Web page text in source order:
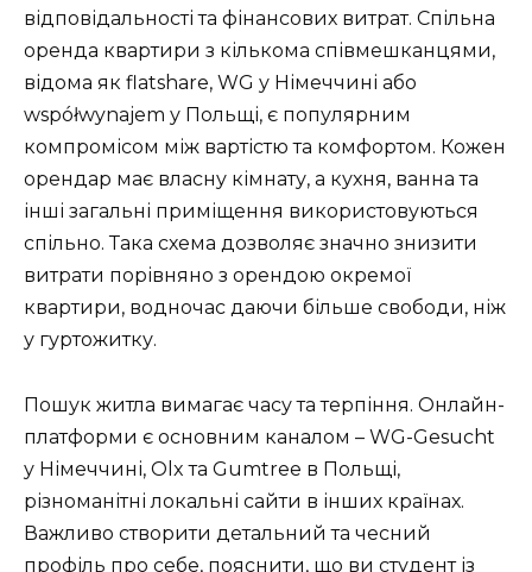
відповідальності та фінансових витрат. Спільна
оренда квартири з кількома співмешканцями,
відома як flatshare, WG у Німеччині або
współwynajem у Польщі, є популярним
компромісом між вартістю та комфортом. Кожен
орендар має власну кімнату, а кухня, ванна та
інші загальні приміщення використовуються
спільно. Така схема дозволяє значно знизити
витрати порівняно з орендою окремої
квартири, водночас даючи більше свободи, ніж
у гуртожитку.
Пошук житла вимагає часу та терпіння. Онлайн-
платформи є основним каналом – WG-Gesucht
у Німеччині, Olx та Gumtree в Польщі,
різноманітні локальні сайти в інших країнах.
Важливо створити детальний та чесний
профіль про себе, пояснити, що ви студент із